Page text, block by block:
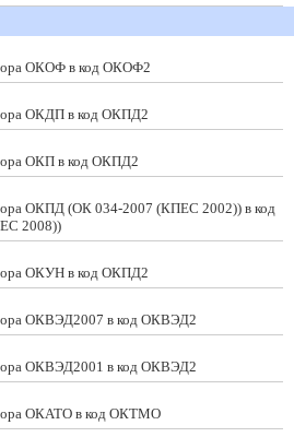
ОКОФ в код ОКОФ2
ОКДП в код ОКПД2
ОКП в код ОКПД2
ОКПД (ОК 034-2007 (КПЕС 2002)) в код
2008))
ОКУН в код ОКПД2
ОКВЭД2007 в код ОКВЭД2
ОКВЭД2001 в код ОКВЭД2
ОКАТО в код ОКТМО